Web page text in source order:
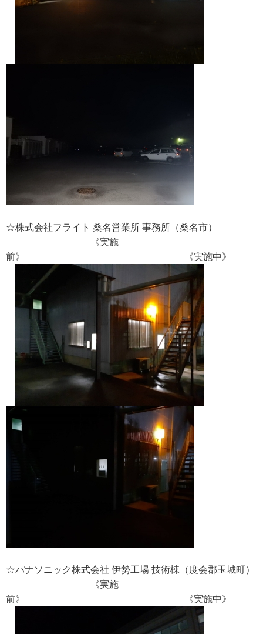
☆株式会社フライト 桑名営業所 事務所（桑名市）
《実施
前》 《実施中》
☆パナソニック株式会社 伊勢工場 技術棟（度会郡玉城町）
《実施
前》 《実施中》